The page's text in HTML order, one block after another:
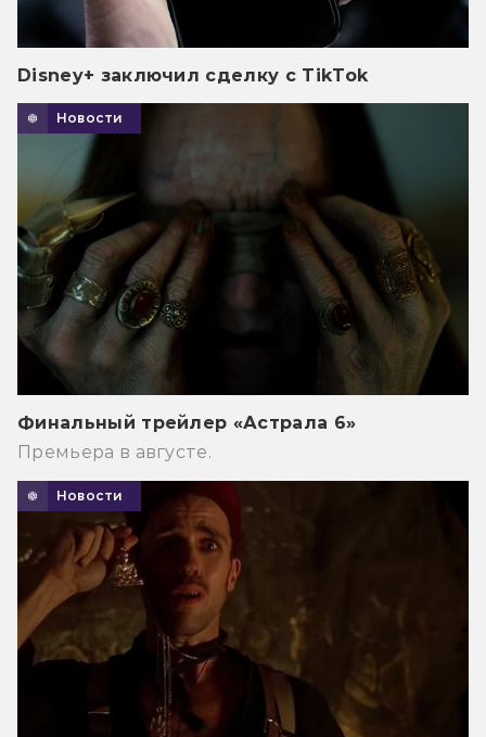
Disney+ заключил сделку с TikTok
Новости
Финальный трейлер «Астрала 6»
Премьера в августе.
Новости